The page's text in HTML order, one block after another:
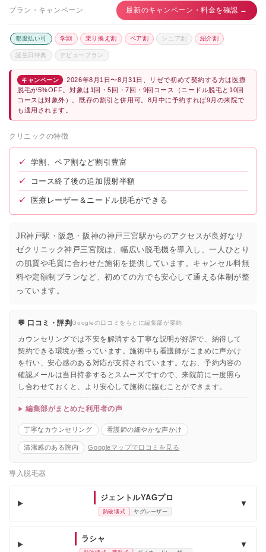
プラン・キャンペーン 最新のキャンペーン・料金を確認 →
都度払い可 学割 乗り換え割 ペア割 シニア割 紹介割
誕生日特典 デビュープラン
キャンペーン
2026年8月1日〜8月31日、リゼで初めて契約する方は医療
脱毛が5%OFF。対象は1回・5回・7回・9回コース（ニードル脱毛と10回
コースは対象外）。既存の割引と併用可。8月中に予約すれば9月の来院で
も適用されます。
クリニックの特徴
✓ 学割、ペア割など割引豊富
✓ コース終了後の追加照射半額
✓ 医療レーザー＆ニードル脱毛ができる
JR神戸駅・阪急・阪神の神戸三宮駅からのアクセスが良好なリ
ゼクリニック神戸三宮院は、幅広い脱毛機を導入し、一人ひとり
の肌質や毛質に合わせた施術を提供しています。キャンセル料無
料や定額制プランなど、初めての方でも安心して通える体制が整
っています。
💬 口コミ・評判Googleの口コミをもとに編集部が要約
カウンセリングでは不安を解消する丁寧な説明が好評で、納得して
契約できる環境が整っています。施術中も看護師がこまめに声かけ
を行い、安心感のある対応が支持されています。なお、予約内容の
確認メールは当日持参するとスムーズですので、来院前に一度照ら
し合わせておくと、より安心して施術に臨むことができます。
編集部がまとめた利用者の声
丁寧なカウンセリング 看護師の細やかな声かけ
清潔感のある院内 Googleマップで口コミを見る
導入脱毛器
ジェントルYAGプロ
熱破壊式 ヤグレーザー
▼
ラシャ
▼